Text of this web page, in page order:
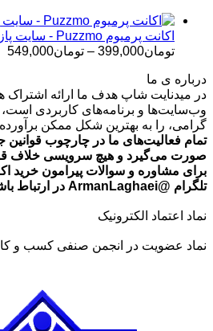
اکانت پرمیوم Puzzmo - سایت پازل و بازی های فکری
تومان399,000
– تومان549,000
تا
درباره ی ما
در میدنایت شاپ هدف ما ارائه اشتراک
وب‌سایت‌ها و برنامه‌های کاربردی است،
گرامی، را به بهترین شکل ممکن
تمام فعالیت‌های ما در چارچوب قوانین
صورت می‌گیرد و هیچ سرویسی خلاف
برای مشاوره و سوالات پیرامون خرید
تلگرام @ArmanLaghaei در ارتباط باشید.
نماد اعتماد الکترونیک
نماد عضویت در انجمن صنفی کسب و کار